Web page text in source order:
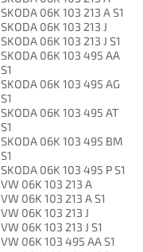
SKODA 06K 103 213 A S1
SKODA 06K 103 213 J
SKODA 06K 103 213 J S1
SKODA 06K 103 495 AA
S1
SKODA 06K 103 495 AG
S1
SKODA 06K 103 495 AT
S1
SKODA 06K 103 495 BM
S1
SKODA 06K 103 495 P S1
VW 06K 103 213 A
VW 06K 103 213 A S1
VW 06K 103 213 J
VW 06K 103 213 J S1
VW 06K 103 495 AA S1